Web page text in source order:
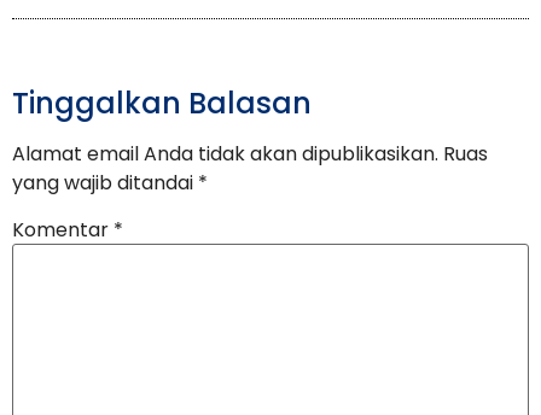
Tinggalkan Balasan
Alamat email Anda tidak akan dipublikasikan. Ruas
yang wajib ditandai *
Komentar *